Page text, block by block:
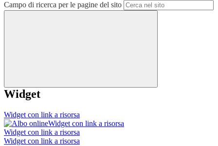
Campo di ricerca per le pagine del sito
Widget
Widget con link a risorsa
Widget con link a risorsa
Widget con link a risorsa
Widget con link a risorsa